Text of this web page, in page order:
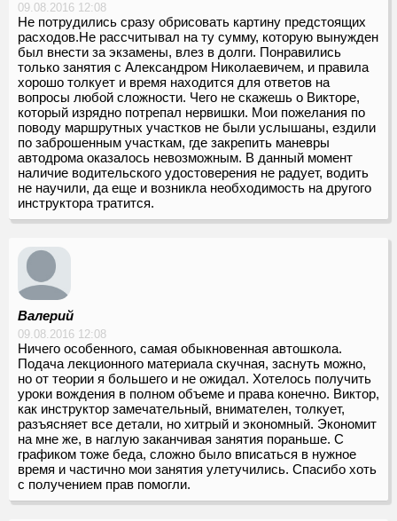
09.08.2016 12:08
Не потрудились сразу обрисовать картину предстоящих
расходов.Не рассчитывал на ту сумму, которую вынужден
был внести за экзамены, влез в долги. Понравились
только занятия с Александром Николаевичем, и правила
хорошо толкует и время находится для ответов на
вопросы любой сложности. Чего не скажешь о Викторе,
который изрядно потрепал нервишки. Мои пожелания по
поводу маршрутных участков не были услышаны, ездили
по заброшенным участкам, где закрепить маневры
автодрома оказалось невозможным. В данный момент
наличие водительского удостоверения не радует, водить
не научили, да еще и возникла необходимость на другого
инструктора тратится.
Валерий
09.08.2016 12:08
Ничего особенного, самая обыкновенная автошкола.
Подача лекционного материала скучная, заснуть можно,
но от теории я большего и не ожидал. Хотелось получить
уроки вождения в полном объеме и права конечно. Виктор,
как инструктор замечательный, внимателен, толкует,
разъясняет все детали, но хитрый и экономный. Экономит
на мне же, в наглую заканчивая занятия пораньше. С
графиком тоже беда, сложно было вписаться в нужное
время и частично мои занятия улетучились. Спасибо хоть
с получением прав помогли.